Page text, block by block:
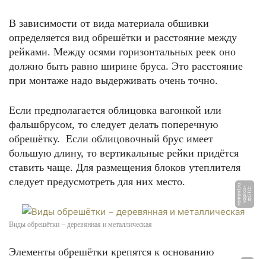
В зависимости от вида материала обшивки
определяется вид обрешётки и расстояние между
рейками. Между осями горизонтальных реек оно
должно быть равно ширине бруса. Это расстояние
при монтаже надо выдерживать очень точно.
Если предполагается облицовка вагонкой или
фальшбрусом, то следует делать поперечную
обрешётку. Если облицовочный брус имеет
большую длину, то вертикальные рейки придётся
ставить чаще. Для размещения блоков утеплителя
следует предусмотреть для них место.
Ф
О
Т
О:
v
o
p
r
o
s
-r
e
m
o
n
t.
r
u
Виды обрешётки − деревянная и металлическая
Элементы обрешётки крепятся к основанию